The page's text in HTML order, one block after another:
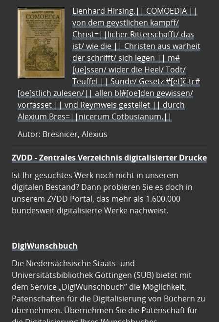
Lienhard Hirsing.|| COMOEDIA ||
von dem geystlichen kampff/
Christ=||licher Ritterschafft/ das
ist/ wie die || Christen aus warheit
der schrifft/ sich legen || m#
[ue]ssen/ wider die Heel/ Todt/
Teuffel || Sünde/ Gesetz #[et]c̃ tr#
[oe]stlich zulesen/|| allen bl#[oe]den gewissen/
vorfasset || vnd Reymweis gestellet || durch
Alexium Bres=||nicerum Cotbusianum.||
Autor: Bresnicer, Alexius
ZVDD - Zentrales Verzeichnis digitalisierter Drucke
Ist Ihr gesuchtes Werk noch nicht in unserem
digitalen Bestand? Dann probieren Sie es doch in
unserem ZVDD Portal, das mehr als 1.600.000
bundesweit digitalisierte Werke nachweist.
DigiWunschbuch
Die Niedersächsische Staats- und
Universitätsbibliothek Göttingen (SUB) bietet mit
dem Service „DigiWunschbuch” die Möglichkeit,
Patenschaften für die Digitalisierung von Büchern zu
übernehmen. Übernehmen Sie die Patenschaft für